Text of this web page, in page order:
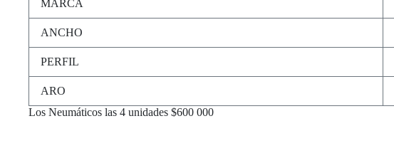
MARCA
ANCHO
PERFIL
ARO
Los Neumáticos las 4 unidades $600 000